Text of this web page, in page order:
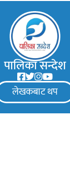
पालिका सन्देश
लेखकबाट थप